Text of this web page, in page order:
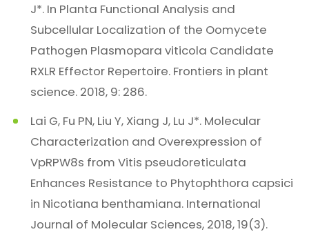
J*. In Planta Functional Analysis and
Subcellular Localization of the Oomycete
Pathogen Plasmopara viticola Candidate
RXLR Effector Repertoire. Frontiers in plant
science. 2018, 9: 286.
Lai G, Fu PN, Liu Y, Xiang J, Lu J*. Molecular
Characterization and Overexpression of
VpRPW8s from Vitis pseudoreticulata
Enhances Resistance to Phytophthora capsici
in Nicotiana benthamiana. International
Journal of Molecular Sciences, 2018, 19(3).